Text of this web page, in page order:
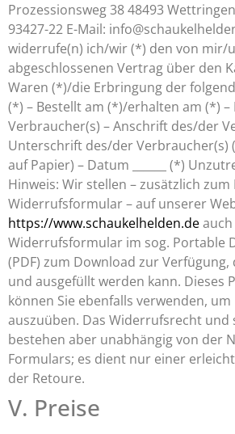
Prozessionsweg 38 48493
93427-22 E-Mail:
widerrufe(n) ich/wir (*) den von mir/
abgeschlossenen Vertrag über den
Waren (*)/die Erbringung der
(*) – Bestellt am (*)/erhalten am (*)
Verbraucher(s) – Anschrift des/der
Unterschrift des/der Verbraucher(s)
auf Papier) – Datum ______ (*)
Hinweis: Wir stellen – zusätzlich
Widerrufsformular – auf unserer
https://www.schaukelhelden.de
Widerrufsformular im sog. Portable
(PDF) zum Download zur
und ausgefüllt werden kann. Dieses
können Sie ebenfalls verwenden,
auszuüben. Das Widerrufsrecht und
bestehen aber unabhängig von der
Formulars; es dient nur einer
der Retoure.
V. Preise